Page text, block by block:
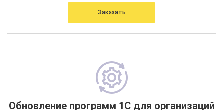
Заказать
Обновление программ 1С для организаций